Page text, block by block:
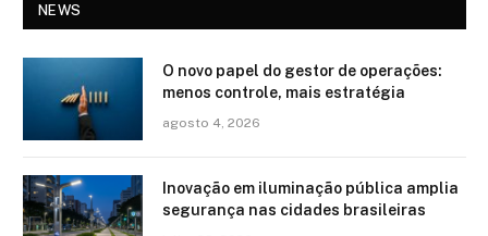
NEWS
O novo papel do gestor de operações:
menos controle, mais estratégia
agosto 4, 2026
Inovação em iluminação pública amplia
segurança nas cidades brasileiras